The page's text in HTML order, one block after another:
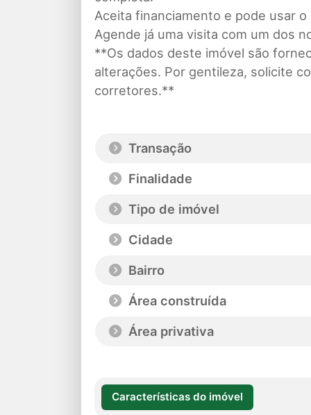
Aceita financiamento e pode usar o
Agende já uma visita com um dos
**Os dados deste imóvel são
alterações. Por gentileza, solicite
corretores.**
Transação
Finalidade
Tipo de imóvel
Cidade
Bairro
Área construída
Área privativa
Características do imóvel